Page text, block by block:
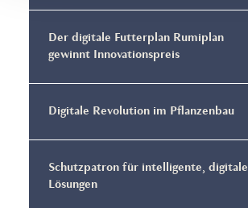
Der digitale Futterplan Rumiplan
gewinnt Innovationspreis
Digitale Revolution im Pflanzenbau
Schutzpatron für intelligente, digitale
Lösungen